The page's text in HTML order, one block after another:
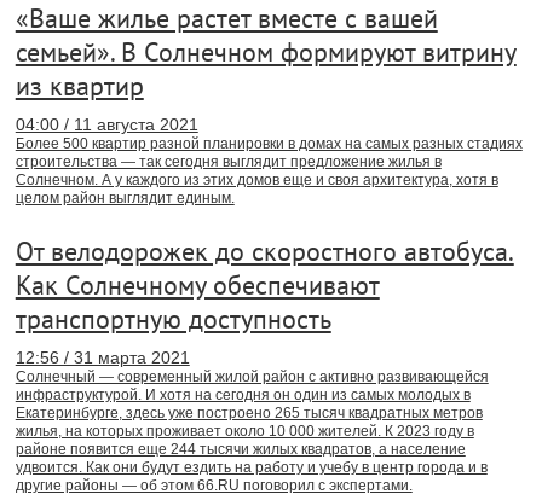
«Ваше жилье растет вместе с вашей
семьей». В Солнечном формируют витрину
из квартир
04:00 / 11 августа 2021
Более 500 квартир разной планировки в домах на самых разных стадиях
строительства — так сегодня выглядит предложение жилья в
Солнечном. А у каждого из этих домов еще и своя архитектура, хотя в
целом район выглядит единым.
От велодорожек до скоростного автобуса.
Как Солнечному обеспечивают
транспортную доступность
12:56 / 31 марта 2021
Солнечный — современный жилой район с активно развивающейся
инфраструктурой. И хотя на сегодня он один из самых молодых в
Екатеринбурге, здесь уже построено 265 тысяч квадратных метров
жилья, на которых проживает около 10 000 жителей. К 2023 году в
районе появится еще 244 тысячи жилых квадратов, а население
удвоится. Как они будут ездить на работу и учебу в центр города и в
другие районы — об этом 66.RU поговорил с экспертами.